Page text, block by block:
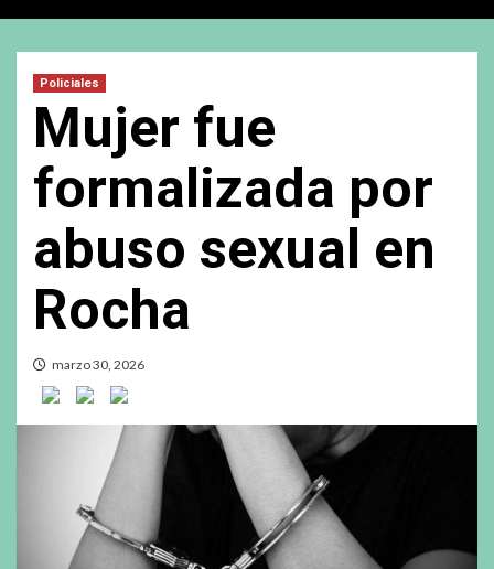
Policiales
Mujer fue
formalizada por
abuso sexual en
Rocha
marzo 30, 2026